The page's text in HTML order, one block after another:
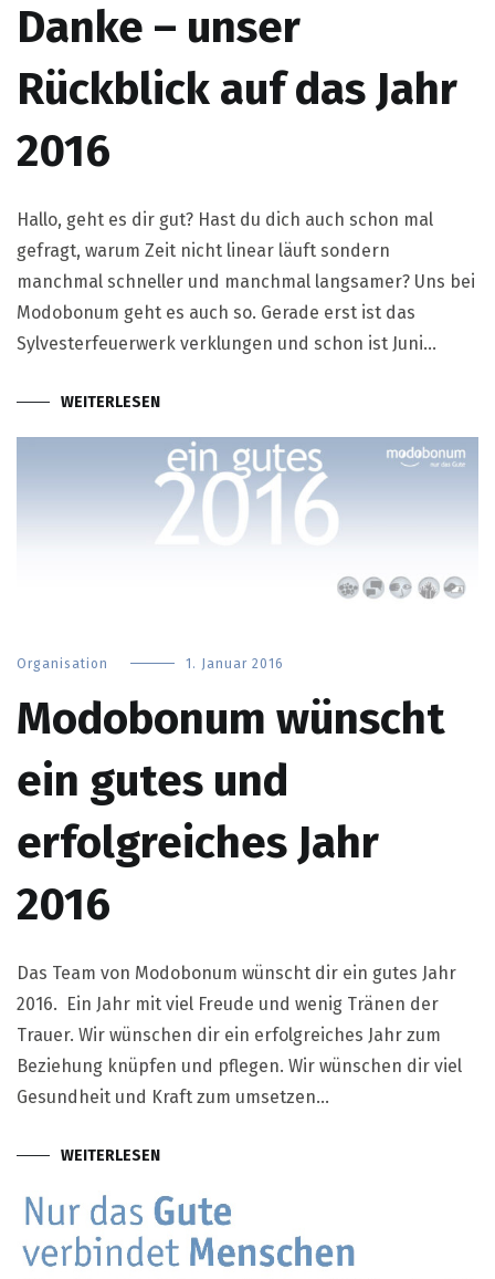
Danke – unser
Rückblick auf das Jahr
2016
Hallo, geht es dir gut? Hast du dich auch schon mal
gefragt, warum Zeit nicht linear läuft sondern
manchmal schneller und manchmal langsamer? Uns bei
Modobonum geht es auch so. Gerade erst ist das
Sylvesterfeuerwerk verklungen und schon ist Juni…
WEITERLESEN
Organisation 1. Januar 2016
Modobonum wünscht
ein gutes und
erfolgreiches Jahr
2016
Das Team von Modobonum wünscht dir ein gutes Jahr
2016. Ein Jahr mit viel Freude und wenig Tränen der
Trauer. Wir wünschen dir ein erfolgreiches Jahr zum
Beziehung knüpfen und pflegen. Wir wünschen dir viel
Gesundheit und Kraft zum umsetzen…
WEITERLESEN